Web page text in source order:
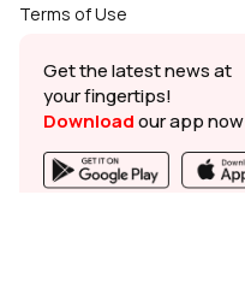
Terms of Use
Get the latest news at
your fingertips!
Downloadour app now